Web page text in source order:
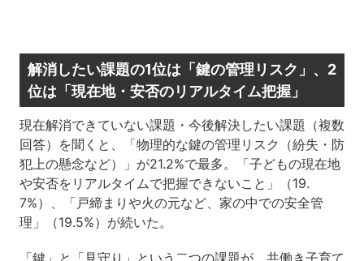
解消したい課題の1位は「鍵の管理リスク」、2
位は「現在地・安否のリアルタイム把握」
現在解消できていない課題・今後解決したい課題（複数
回答）を聞くと、「物理的な鍵の管理リスク（紛失・防
犯上の懸念など）」が21.2%で最多。「子どもの現在地
や安否をリアルタイムで把握できないこと」（19.
7%）、「戸締まりや火の元など、家の中での安全管
理」（19.5%）が続いた。
「鍵」と「見守り」という二つの課題が、共働き子育て